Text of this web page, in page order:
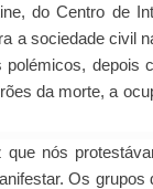
do Centro de
a sociedade civil
polémicos, depois
da morte, a
que nós
Os